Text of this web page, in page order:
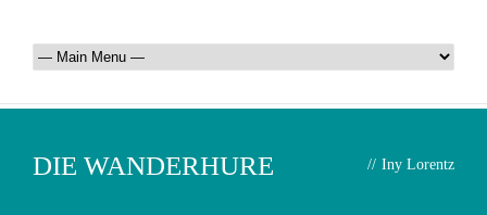
DIE WANDERHURE // Iny Lorentz